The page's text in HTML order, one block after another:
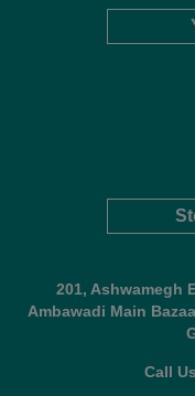
201, Ashwamegh
Ambawadi Main
Call